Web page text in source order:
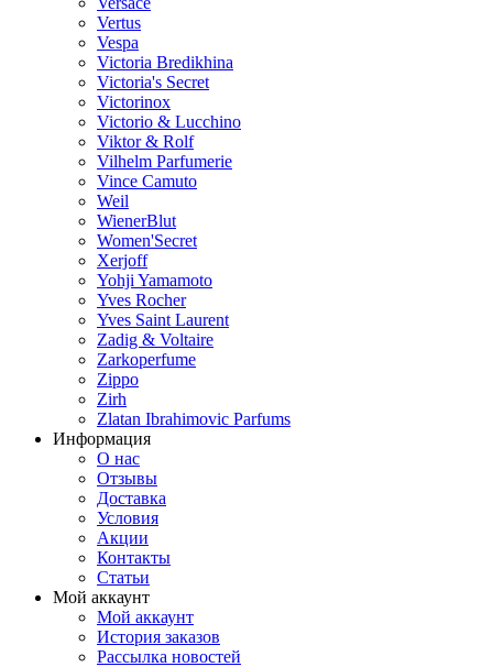
Vertus
Vespa
Victoria Bredikhina
Victoria's Secret
Victorinox
Victorio & Lucchino
Viktor & Rolf
Vilhelm Parfumerie
Vince Camuto
Weil
WienerBlut
Women'Secret
Xerjoff
Yohji Yamamoto
Yves Rocher
Yves Saint Laurent
Zadig & Voltaire
Zarkoperfume
Zippo
Zirh
Zlatan Ibrahimovic Parfums
Информация
О нас
Отзывы
Доставка
Условия
Aкции
Контакты
Статьи
Мой аккаунт
Мой аккаунт
История заказов
Рассылка новостей